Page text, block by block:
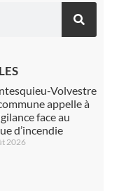
Volvestre
appelle à
face au
d’incendie
2026